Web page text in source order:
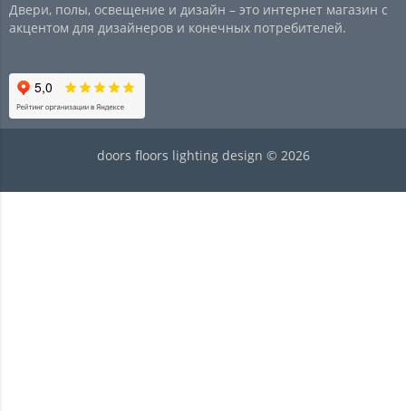
Двери, полы, освещение и дизайн – это интернет магазин с
акцентом для дизайнеров и конечных потребителей.
doors floors lighting design © 2026